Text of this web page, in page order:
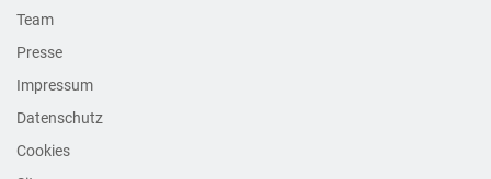
Team
Presse
Impressum
Datenschutz
Cookies